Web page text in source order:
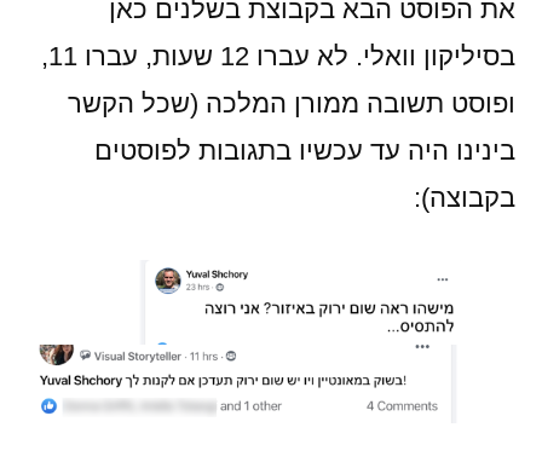
את הפוסט הבא בקבוצת בשלנים כאן
בסיליקון וואלי. לא עברו 12 שעות, עברו 11,
ופוסט תשובה ממורן המלכה (שכל הקשר
בינינו היה עד עכשיו בתגובות לפוסטים
בקבוצה):